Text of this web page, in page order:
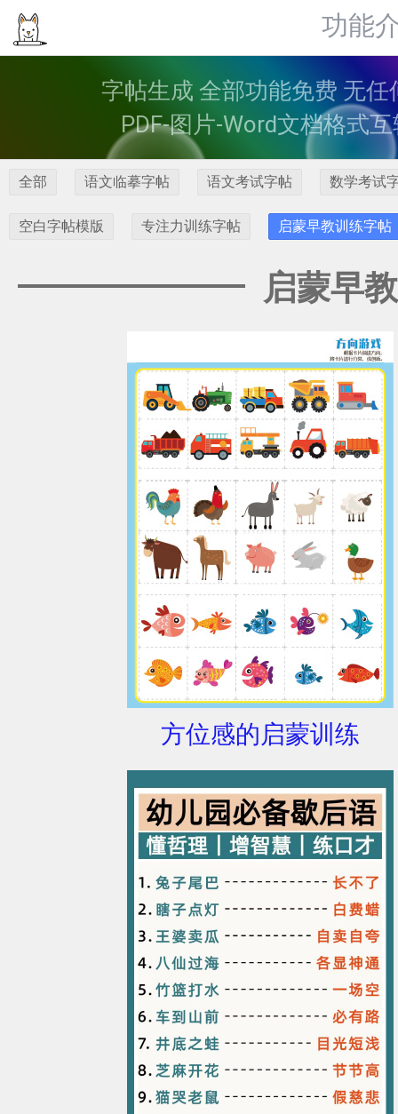
功能
字帖生成 全部功能免费 无
PDF-图片-Word文档格式
全部 语文临摹字帖 语文考试字帖 数学考试
空白字帖模版 专注力训练字帖 启蒙早教训练字帖
启蒙早
方位感的启蒙训练